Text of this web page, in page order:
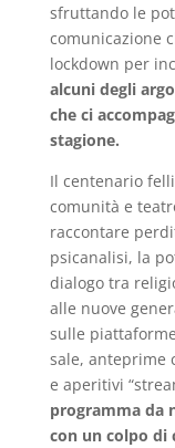
sfruttando le
comunicazione
lockdown per
alcuni degli
che ci
stagione.
Il centenario
comunità e
raccontare
psicanalisi, la
dialogo tra
alle nuove
sulle
sale, anteprime
e aperitivi
programma da
con un colpo di